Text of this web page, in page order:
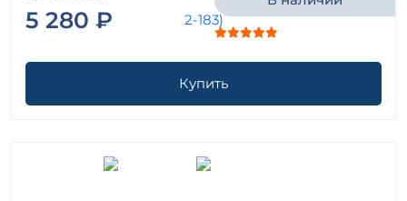
5 280 ₽
Купить